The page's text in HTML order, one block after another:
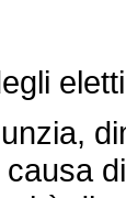
eletti